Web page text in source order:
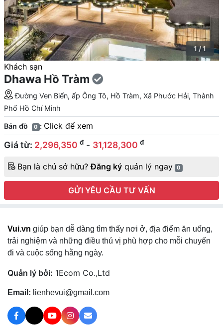
1 / 1
Khách sạn
Dhawa Hồ Tràm
Đường Ven Biển, ấp Ông Tô, Hồ Tràm, Xã Phước Hải, Thành
Phố Hồ Chí Minh
Bản đồ 0 : Click để xem
Giá từ: 2,296,350 đ - 31,128,300 đ
Bạn là chủ sở hữu?Đăng ký quản lý ngay 0
GỬI YÊU CẦU TƯ VẤN
Vui.vn giúp bạn dễ dàng tìm thấy nơi ở, địa điểm ăn uống,
trải nghiệm và những điều thú vị phù hợp cho mỗi chuyến
đi và cuộc sống hằng ngày.
Quản lý bởi: 1Ecom Co.,Ltd
Email: lienhevui@gmail.com